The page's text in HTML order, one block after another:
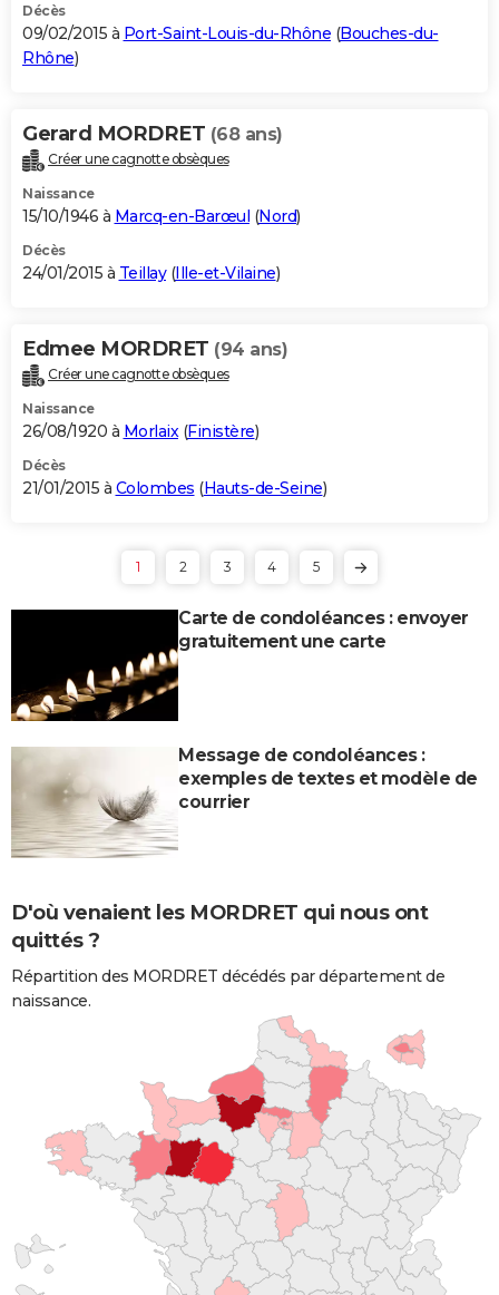
Décès
09/02/2015 à Port-Saint-Louis-du-Rhône (Bouches-du-
Rhône)
Gerard MORDRET (68 ans)
Créer une cagnotte obsèques
Naissance
15/10/1946 à Marcq-en-Barœul (Nord)
Décès
24/01/2015 à Teillay(Ille-et-Vilaine)
Edmee MORDRET (94 ans)
Créer une cagnotte obsèques
Naissance
26/08/1920 à Morlaix (Finistère)
Décès
21/01/2015 à Colombes (Hauts-de-Seine)
1 2 3 4 5
Carte de condoléances : envoyer
gratuitement une carte
Message de condoléances :
exemples de textes et modèle de
courrier
D'où venaient les MORDRET qui nous ont
quittés ?
Répartition des MORDRET décédés par département de
naissance.